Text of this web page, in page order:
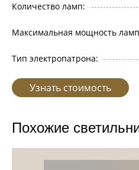
Количество ламп:
Максимальная мощность
Тип электропатрона:
Узнать стоимость
Похожие